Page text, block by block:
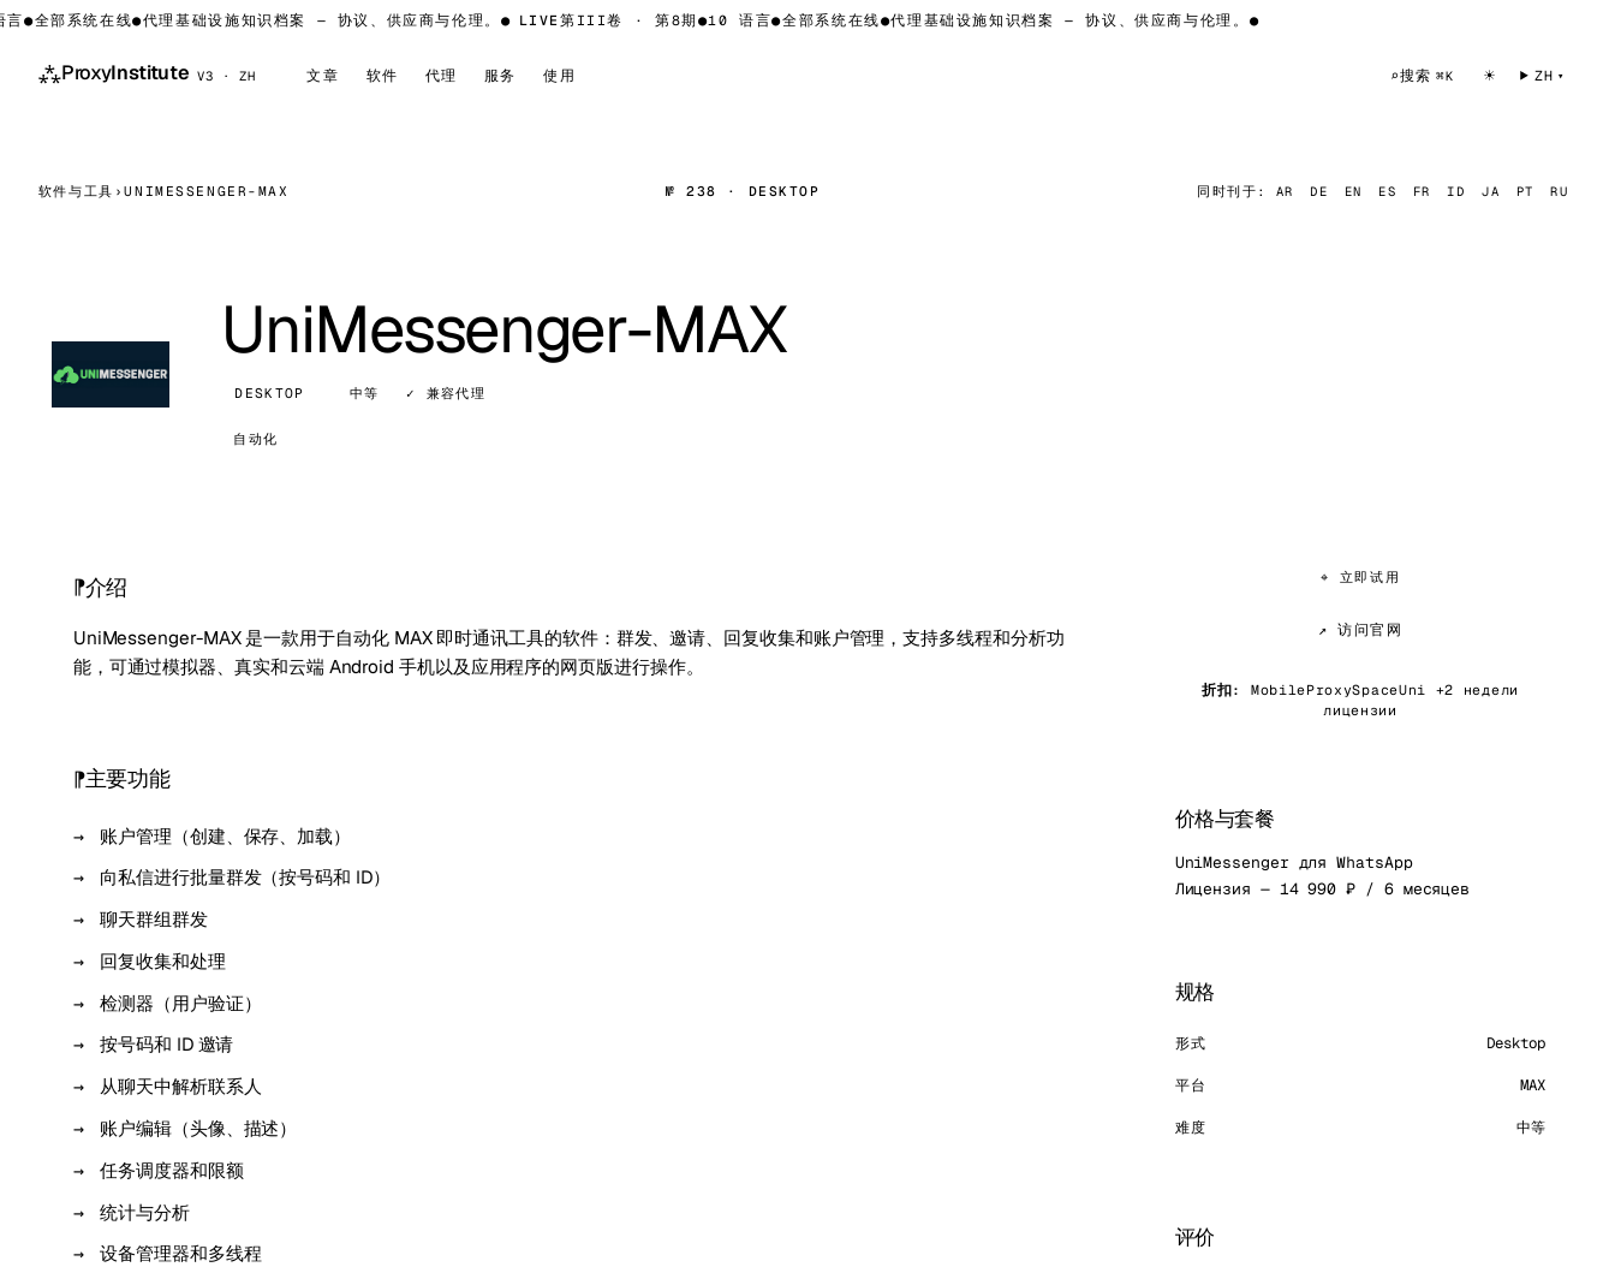
●全部系统在线●代理基础设施知识档案 — 协议、供应商与伦理。● LIVE 第III卷 · 第8期●10 语言●全部系统在线●代理基础设施知识档案 — 协议、供应商与伦理。●
⁂ProxyInstitute V3 · ZH 文章 软件 代理 服务 使用 ⌕搜索 ⌘K ☀ ZH
软件与工具 ›UNIMESSENGER-MAX № 238 · DESKTOP 同时刊于: AR DE EN ES FR ID JA PT RU
UniMessenger-MAX
DESKTOP 中等 ✓ 兼容代理
自动化
介绍
UniMessenger-MAX 是一款用于自动化 MAX 即时通讯工具的软件：群发、邀请、回复收集和账户管理，支持多线程和分析功
能，可通过模拟器、真实和云端 Android 手机以及应用程序的网页版进行操作。
主要功能
账户管理（创建、保存、加载）
向私信进行批量群发（按号码和 ID）
聊天群组群发
回复收集和处理
检测器（用户验证）
按号码和 ID 邀请
从聊天中解析联系人
账户编辑（头像、描述）
任务调度器和限额
统计与分析
设备管理器和多线程
⌖ 立即试用
↗ 访问官网
折扣:
MobileProxySpaceUni +2 недели
лицензии
价格与套餐
UniMessenger для WhatsApp
Лицензия — 14 990 ₽ / 6 месяцев
规格
形式 Desktop
平台 MAX
难度 中等
评价